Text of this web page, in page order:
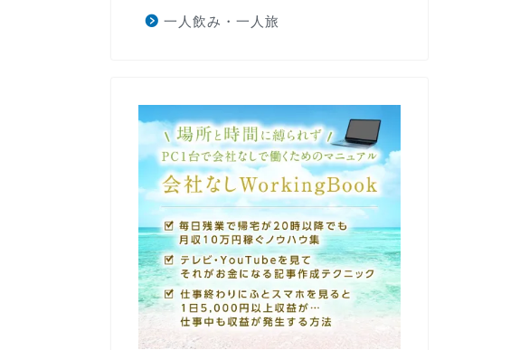
一人飲み・一人旅